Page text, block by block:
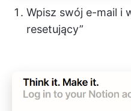
Wpisz swój e-mail i
resetujący”